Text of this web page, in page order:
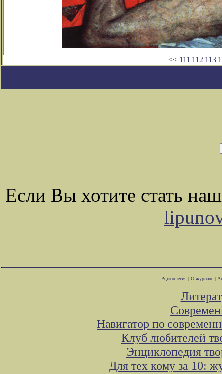
<< 111 |112|113|
Если Вы хотите стать
Редколлегия| О журнале|
Навигатор по
Клуб любителей
Энциклопедия
Для тех кому за 10: